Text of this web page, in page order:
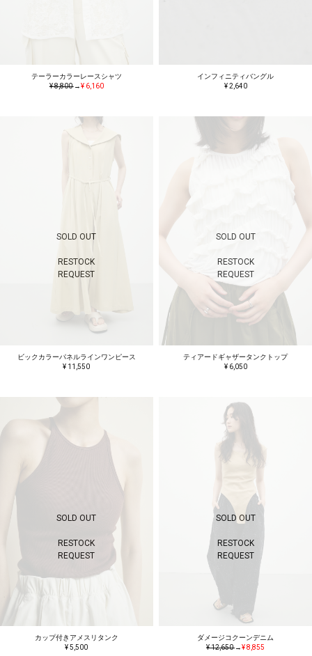
テーラーカラーレースシャツ
¥ 8,800→¥ 6,160
インフィニティバングル
¥ 2,640
SOLD OUT
RESTOCK
REQUEST
ビックカラーパネルラインワンピース
¥ 11,550
SOLD OUT
RESTOCK
REQUEST
ティアードギャザータンクトップ
¥ 6,050
SOLD OUT
RESTOCK
REQUEST
カップ付きアメスリタンク
¥ 5,500
SOLD OUT
RESTOCK
REQUEST
ダメージコクーンデニム
¥ 12,650→¥ 8,855